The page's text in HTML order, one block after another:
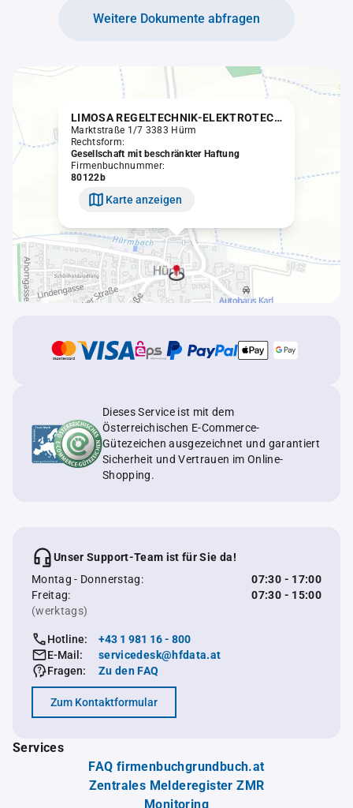
Weitere Dokumente abfragen
LIMOSA REGELTECHNIK-ELEKTROTECHNIK Ges.m.b.H.
Marktstraße 1/7 3383 Hürm
Rechtsform:
Gesellschaft mit beschränkter Haftung
Firmenbuchnummer:
80122b
Karte anzeigen
Dieses Service ist mit dem
Österreichischen E-Commerce-
Gütezeichen ausgezeichnet und garantiert
Sicherheit und Vertrauen im Online-
Shopping.
Unser Support-Team ist für Sie da!
Montag - Donnerstag:
07:30 - 17:00
Freitag:
07:30 - 15:00
(werktags)
Hotline:
+43 1 981 16 - 800
E-Mail:
servicedesk@hfdata.at
Fragen:
Zu den FAQ
Zum Kontaktformular
Services
FAQ firmenbuchgrundbuch.at
Zentrales Melderegister ZMR
Monitoring